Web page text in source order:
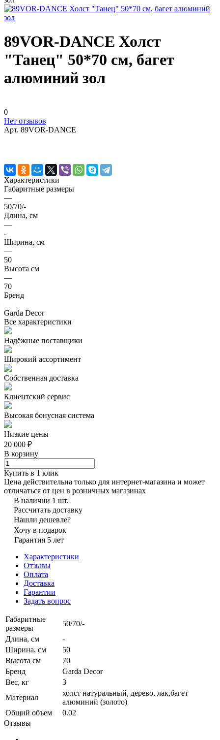
89VOR-DANCE Холст
"Танец" 50*70 см, багет
алюминий зол
0
Нет отзывов
Арт. 89VOR-DANCE
Характеристики
Габаритные размеры
—
50/70/-
Длина, см
—
-
Ширина, см
—
50
Высота см
—
70
Бренд
—
Garda Decor
Все характеристики
Надёжные поставщики
Широкий ассортимент
Собственная доставка
Клиентский сервис
Высокая бонусная система
Низкие цены
20 000 ₽
В корзину
Купить в 1 клик
Цена действительна только для интернет-магазина и может
отличаться от цен в розничных магазинах
В наличии 1 шт.
Рассчитать доставку
Нашли дешевле?
Хочу в подарок
Гарантия 5 лет
Характеристики
Отзывы
Оплата
Доставка
Гарантии
Задать вопрос
Габаритные
размеры
50/70/-
Длина, см
-
Ширина, см
50
Высота см
70
Бренд
Garda Decor
Вес, кг
3
Материал
холст натуральный, дерево, лак,багет
алюминий (золото)
Общий объем
0.02
Отзывы